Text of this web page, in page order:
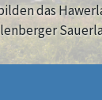
das